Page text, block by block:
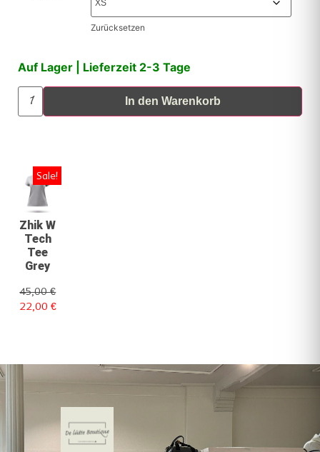
Zurücksetzen
Auf Lager | Lieferzeit 2-3 Tage
In den Warenkorb
Sale!
Zhik W
Tech
Tee
Grey
45,00€
22,00 €